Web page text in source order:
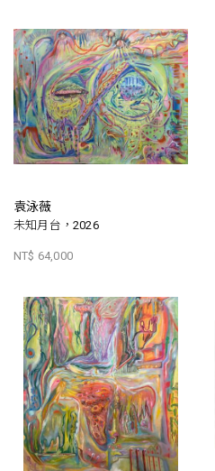
袁泳薇
未知月台，2026
NT$ 64,000